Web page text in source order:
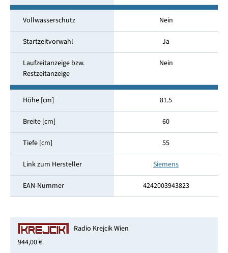
Vollwasserschutz Nein
Startzeitvorwahl Ja
Laufzeitanzeige bzw.
Restzeitanzeige
Nein
Höhe [cm] 81.5
Breite [cm] 60
Tiefe [cm] 55
Link zum Hersteller Siemens
EAN-Nummer 4242003943823
Radio Krejcik Wien
944,00 €